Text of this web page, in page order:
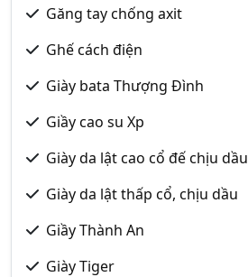
Găng tay chống axit
Ghế cách điện
Giày bata Thượng Đình
Giầy cao su Xp
Giày da lật cao cổ đế chịu dầu
Giày da lật thấp cổ, chịu dầu
Giầy Thành An
Giày Tiger